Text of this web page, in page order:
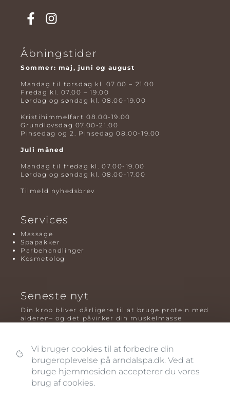
Åbningstider
Sommer: maj, juni og august
Mandag til torsdag kl. 07.00 – 21.00
Fredag kl. 07.00 – 19.00
Lørdag og søndag kl. 08.00-19.00
Kristihimmelfart 08.00-19.00
Grundlovsdag 07.00-21.00
Pinsedag og 2. Pinsedag 08.00-19.00
Juli måned
Mandag til fredag kl. 07.00-19.00
Lørdag og søndag kl. 08.00-17.00
Tilmeld nyhedsbrev
Services
Massage
Spapakker
Parbehandlinger
Kosmetolog
Seneste nyt
Din krop bliver dårligere til at bruge protein med
alderen– og det påvirker din muskelmasse
Plyometrisk træning: hvorfor hop kan være noget
af det mest oversete for knogler og power – før
og efter overgangsalderen
Vi bruger cookies til at forbedre din
brugeroplevelse på arndalspa.dk. Ved at
bruge hjemmesiden accepterer du vores
brug af cookies.